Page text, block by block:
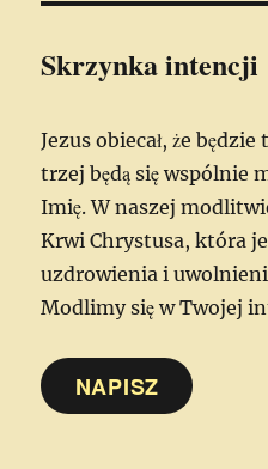
Skrzynka intencji
Jezus obiecał, że
trzej będą się wspólnie
Imię. W naszej
Krwi Chrystusa, która
uzdrowienia i
Modlimy się w Twojej
NAPISZ